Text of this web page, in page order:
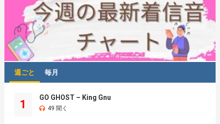
週ごと 毎月
1
GO GHOST – King Gnu
49 聞く